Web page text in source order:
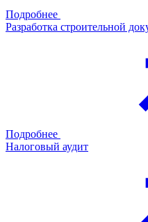
Подробнее
Разработка строительной
Подробнее
Налоговый аудит